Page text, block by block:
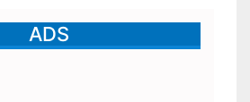
ADS